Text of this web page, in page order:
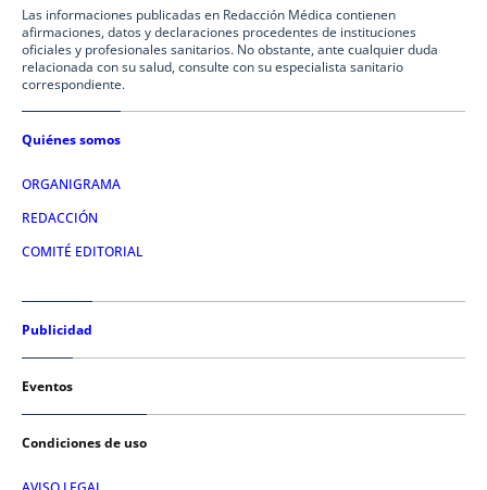
Las informaciones publicadas en Redacción Médica contienen
afirmaciones, datos y declaraciones procedentes de instituciones
oficiales y profesionales sanitarios. No obstante, ante cualquier duda
relacionada con su salud, consulte con su especialista sanitario
correspondiente.
Quiénes somos
ORGANIGRAMA
REDACCIÓN
COMITÉ EDITORIAL
Publicidad
Eventos
Condiciones de uso